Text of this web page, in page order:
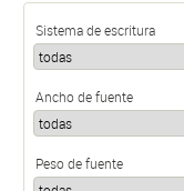
Sistema de escritura
Ancho de fuente
Peso de fuente